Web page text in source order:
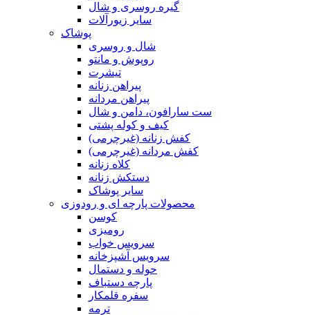
گیره روسری و شال
سایر زیورآلات
پوشاک
شال و روسری
روپوش و مانتو
تیشرت
پیراهن زنانه
پیراهن مردانه
ست سارافون، دامن و شال
کیف و کوله پشتی
کفش زنانه (غیرچرمی)
کفش مردانه (غیرچرمی)
کلاه زنانه
دستکش زنانه
سایر پوشاک
محصولات پارچه ای و رودوزی
کوسن
رومیزی
سرویس خواب
سرویس آشپزخانه
حوله و دستمال
پارچه دستباف
سفره قلمکار
ترمه